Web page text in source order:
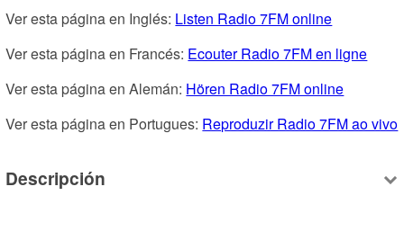
Ver esta página en Inglés: Listen Radio 7FM online
Ver esta página en Francés: Ecouter Radio 7FM en ligne
Ver esta página en Alemán: Hören Radio 7FM online
Ver esta página en Portugues: Reproduzir Radio 7FM ao vivo
Descripción